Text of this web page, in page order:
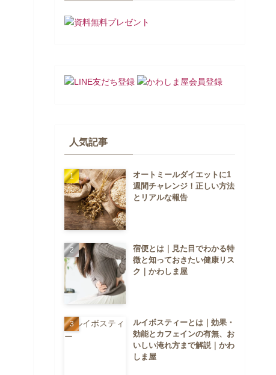
人気記事
オートミールダイエットに1
週間チャレンジ！正しい方法
とリアルな報告
宿便とは｜見た目でわかる特
徴と知っておきたい健康リス
ク｜かわしま屋
ルイボスティーとは｜効果・
効能とカフェインの有無、お
いしい淹れ方まで解説｜かわ
しま屋